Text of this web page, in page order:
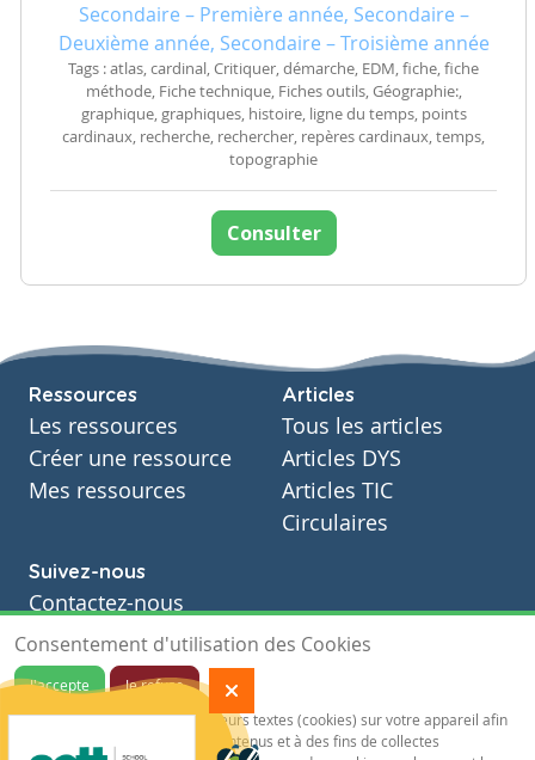
Secondaire – Première année, Secondaire –
Deuxième année, Secondaire – Troisième année
Tags : atlas, cardinal, Critiquer, démarche, EDM, fiche, fiche
méthode, Fiche technique, Fiches outils, Géographie:,
graphique, graphiques, histoire, ligne du temps, points
cardinaux, recherche, rechercher, repères cardinaux, temps,
topographie
Consulter
Ressources
Les ressources
Créer une ressource
Mes ressources
Articles
Tous les articles
Articles DYS
Articles TIC
Circulaires
Suivez-nous
Contactez-nous
Soutien scolaire
Notre page Facebook
S'inscrire à notre newsletter
Consentement d'utilisation des Cookies
J'accepte
Je refuse
Notre site sauvegarde des traceurs textes (cookies) sur votre appareil afin
de vous garantir de meilleurs contenus et à des fins de collectes